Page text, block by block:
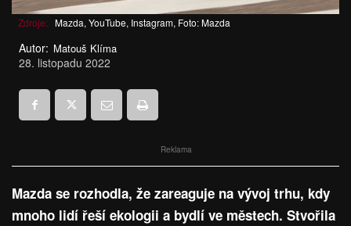
Zdroje: Mazda, YouTube, Instagram, Foto: Mazda
Autor: Matouš Klíma
28. listopadu 2022
Reklama
Mazda se rozhodla, že zareaguje na vývoj trhu, kdy
mnoho lidí řeší ekologii a bydlí ve městech. Stvořila